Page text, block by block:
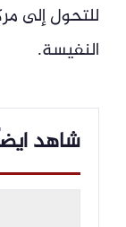
للتحول إلى
النفيسة.
شاهد